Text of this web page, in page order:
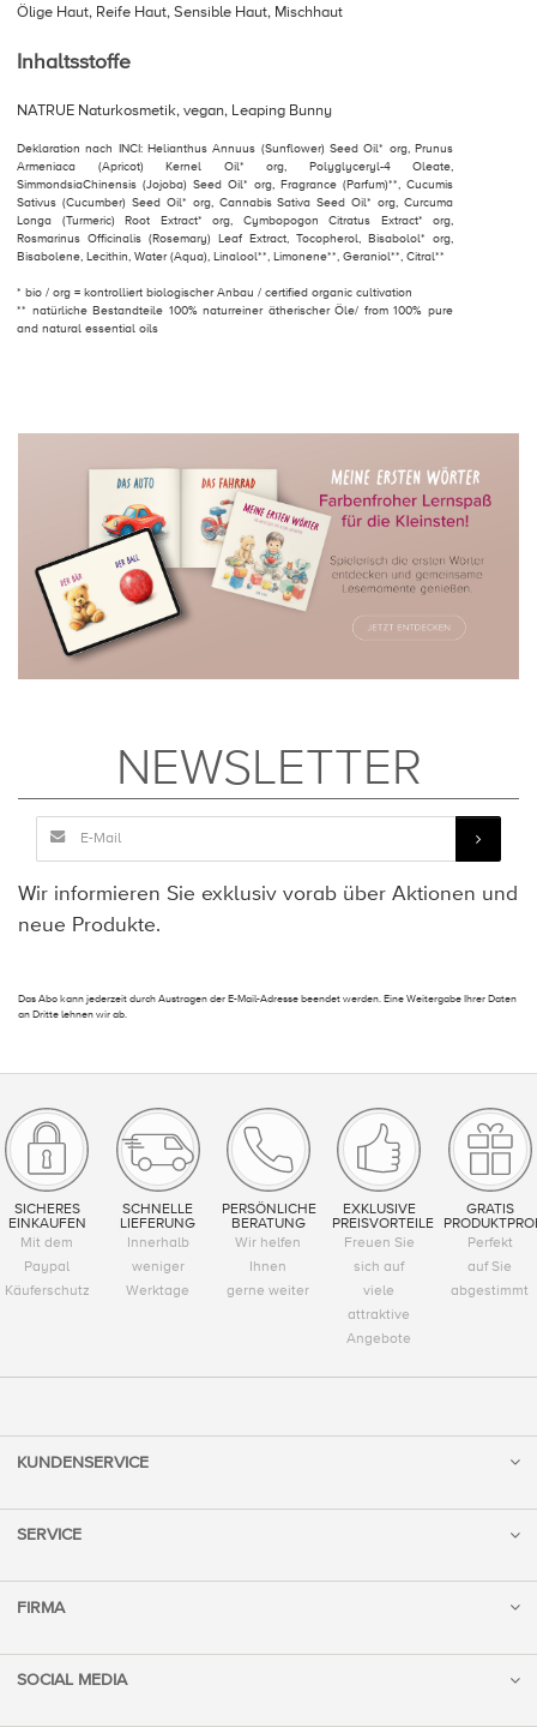
Ölige Haut, Reife Haut, Sensible Haut, Mischhaut
Inhaltsstoffe
NATRUE Naturkosmetik, vegan, Leaping Bunny
Deklaration nach INCI: Helianthus Annuus (Sunflower) Seed Oil* org, Prunus
Armeniaca (Apricot) Kernel Oil* org, Polyglyceryl-4 Oleate,
SimmondsiaChinensis (Jojoba) Seed Oil* org, Fragrance (Parfum)**, Cucumis
Sativus (Cucumber) Seed Oil* org, Cannabis Sativa Seed Oil* org, Curcuma
Longa (Turmeric) Root Extract* org, Cymbopogon Citratus Extract* org,
Rosmarinus Officinalis (Rosemary) Leaf Extract, Tocopherol, Bisabolol* org,
Bisabolene, Lecithin, Water (Aqua), Linalool**, Limonene**, Geraniol**, Citral**
* bio / org = kontrolliert biologischer Anbau / certified organic cultivation
** natürliche Bestandteile 100% naturreiner ätherischer Öle/ from 100% pure
and natural essential oils
NEWSLETTER
Wir informieren Sie exklusiv vorab über Aktionen und
neue Produkte.
Das Abo kann jederzeit durch Austragen der E-Mail-Adresse beendet werden. Eine Weitergabe Ihrer Daten
an Dritte lehnen wir ab.
SICHERES
EINKAUFEN
Mit dem
Paypal
Käuferschutz
SCHNELLE
LIEFERUNG
Innerhalb
weniger
Werktage
PERSÖNLICHE
BERATUNG
Wir helfen
Ihnen
gerne weiter
EXKLUSIVE
PREISVORTEILE
Freuen Sie
sich auf
viele
attraktive
Angebote
GRATIS
Perfekt
auf Sie
abgestimmt
KUNDENSERVICE
SERVICE
FIRMA
SOCIAL MEDIA